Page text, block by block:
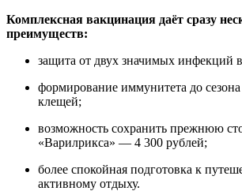
Комплексная вакцинация даёт сразу
преимуществ:
защита от двух значимых инфекций
формирование иммунитета до
клещей;
возможность сохранить прежнюю
«Варилрикса» — 4 300 рублей;
более спокойная подготовка к
активному отдыху.